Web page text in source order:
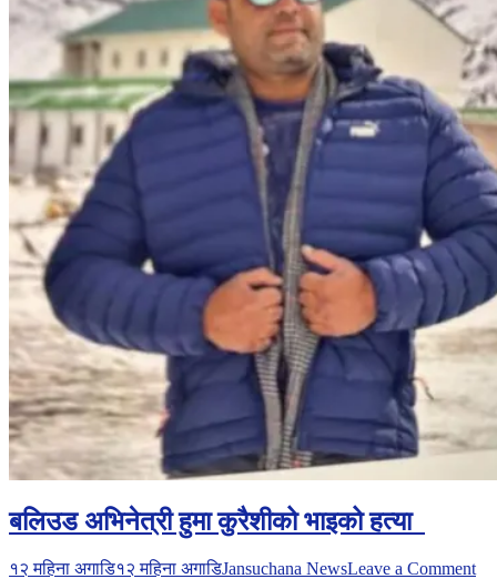
बलिउड अभिनेत्री हुमा कुरैशीको भाइको हत्या
१२ महिना अगाडि१२ महिना अगाडिJansuchana NewsLeave a Commenton